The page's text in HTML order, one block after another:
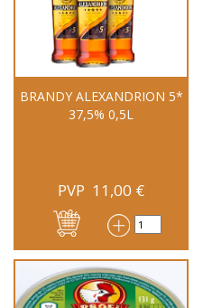
BRANDY ALEXANDRION 5*
37,5% 0,5L
PVP 11,00 €